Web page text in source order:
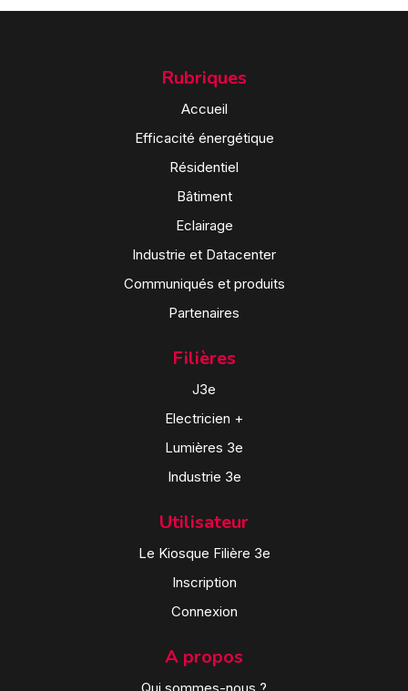
Rubriques
Accueil
Efficacité énergétique
Résidentiel
Bâtiment
Eclairage
Industrie et Datacenter
Communiqués et produits
Partenaires
Filières
J3e
Electricien +
Lumières 3e
Industrie 3e
Utilisateur
Le Kiosque Filière 3e
Inscription
Connexion
A propos
Qui sommes-nous ?